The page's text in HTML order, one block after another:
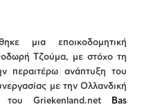
μια εποικοδομητική
Τζούμα, με στόχο τη
περαιτέρω ανάπτυξη του
με την Ολλανδική
Griekenland.net
Bas